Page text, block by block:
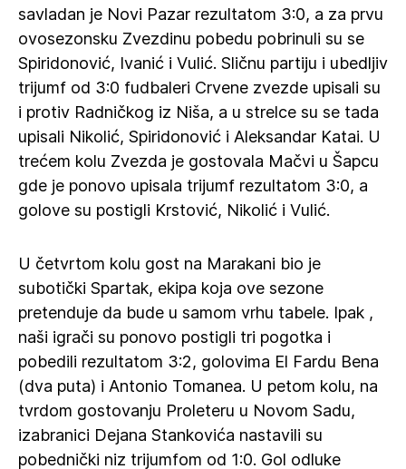
savladan je Novi Pazar rezultatom 3:0, a za prvu
ovosezonsku Zvezdinu pobedu pobrinuli su se
Spiridonović, Ivanić i Vulić. Sličnu partiju i ubedljiv
trijumf od 3:0 fudbaleri Crvene zvezde upisali su
i protiv Radničkog iz Niša, a u strelce su se tada
upisali Nikolić, Spiridonović i Aleksandar Katai. U
trećem kolu Zvezda je gostovala Mačvi u Šapcu
gde je ponovo upisala trijumf rezultatom 3:0, a
golove su postigli Krstović, Nikolić i Vulić.
U četvrtom kolu gost na Marakani bio je
subotički Spartak, ekipa koja ove sezone
pretenduje da bude u samom vrhu tabele. Ipak ,
naši igrači su ponovo postigli tri pogotka i
pobedili rezultatom 3:2, golovima El Fardu Bena
(dva puta) i Antonio Tomanea. U petom kolu, na
tvrdom gostovanju Proleteru u Novom Sadu,
izabranici Dejana Stankovića nastavili su
pobednički niz trijumfom od 1:0. Gol odluke